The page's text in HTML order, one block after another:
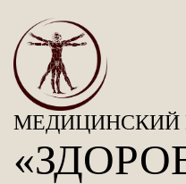
МЕДИЦИНСКИЙ